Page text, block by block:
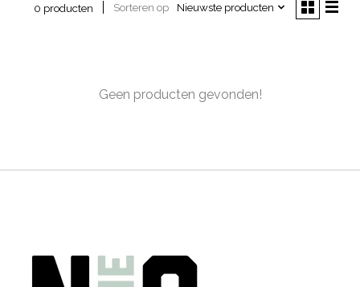
0 producten Sorteren op Nieuwste producten
Geen producten gevonden!